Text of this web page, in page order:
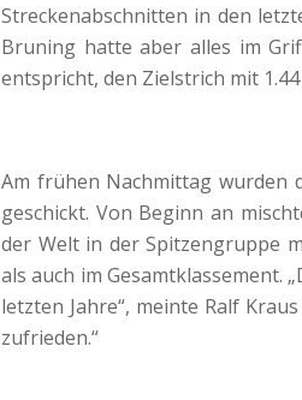
Streckenabschnitten in den
Bruning hatte aber alles im
entspricht, den Zielstrich mit
Am frühen Nachmittag wurden
geschickt. Von Beginn an
der Welt in der Spitzengruppe
als auch im Gesamtklassement.
letzten Jahre“, meinte Ralf
zufrieden.“